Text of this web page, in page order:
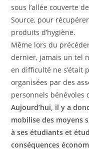
sous l’allée couverte
Source, pour
produits d’hygiène.
Même lors du
dernier, jamais un tel
en difficulté ne s’était
organisées par des
personnels bénévoles
Aujourd’hui, il y a
mobilise des moyens
à ses étudiants et
conséquences